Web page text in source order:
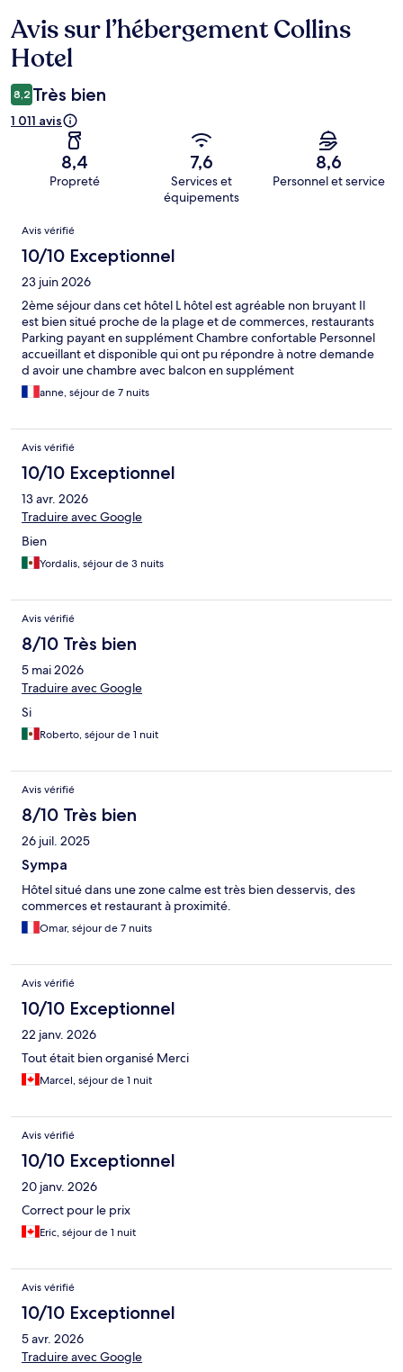
Avis
Avis sur l’hébergement Collins
Hotel
8,2 Très bien
1 011 avis
8,4
Propreté
7,6
Services et
équipements
8,6
Personnel et service
Avis
Avis vérifié
10/10 Exceptionnel
23 juin 2026
2ème séjour dans cet hôtel L hôtel est agréable non bruyant Il
est bien situé proche de la plage et de commerces, restaurants
Parking payant en supplément Chambre confortable Personnel
accueillant et disponible qui ont pu répondre à notre demande
d avoir une chambre avec balcon en supplément
anne, séjour de 7 nuits
Avis vérifié
10/10 Exceptionnel
13 avr. 2026
Traduire avec Google
Bien
Yordalis, séjour de 3 nuits
Avis vérifié
8/10 Très bien
5 mai 2026
Traduire avec Google
Si
Roberto, séjour de 1 nuit
Avis vérifié
8/10 Très bien
26 juil. 2025
Sympa
Hôtel situé dans une zone calme est très bien desservis, des
commerces et restaurant à proximité.
Omar, séjour de 7 nuits
Avis vérifié
10/10 Exceptionnel
22 janv. 2026
Tout était bien organisé Merci
Marcel, séjour de 1 nuit
Avis vérifié
10/10 Exceptionnel
20 janv. 2026
Correct pour le prix
Eric, séjour de 1 nuit
Avis vérifié
10/10 Exceptionnel
5 avr. 2026
Traduire avec Google